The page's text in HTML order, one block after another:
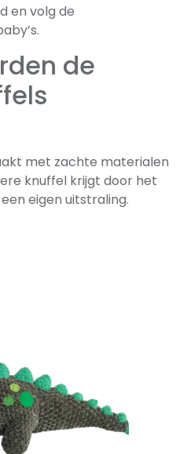
en volg de
de
met zachte materialen
knuffel krijgt door het
eigen uitstraling.